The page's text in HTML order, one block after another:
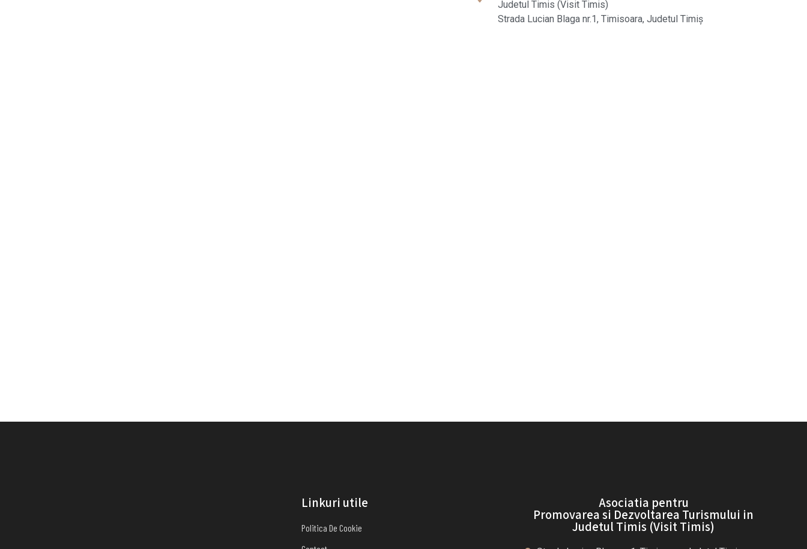
Judetul Timis (Visit Timis)
Strada Lucian Blaga nr.1, Timisoara, Judetul Timiș
Linkuri utile
Politica De Cookie
Asociatia pentru
Promovarea si Dezvoltarea Turismului in
Judetul Timis (Visit Timis)